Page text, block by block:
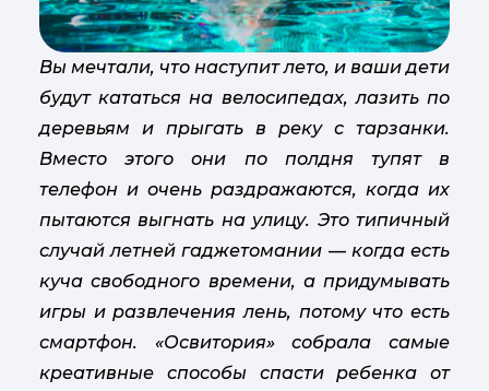
Вы мечтали, что наступит лето, и ваши дети
будут кататься на велосипедах, лазить по
деревьям и прыгать в реку с тарзанки.
Вместо этого они по полдня тупят в
телефон и очень раздражаются, когда их
пытаются выгнать на улицу. Это типичный
случай летней гаджетомании — когда есть
куча свободного времени, а придумывать
игры и развлечения лень, потому что есть
смартфон. «Освитория» собрала самые
креативные способы спасти ребенка от